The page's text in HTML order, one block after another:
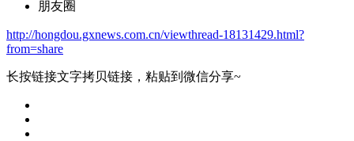
朋友圈
http://hongdou.gxnews.com.cn/viewthread-18131429.html?
from=share
长按链接文字拷贝链接，粘贴到微信分享~